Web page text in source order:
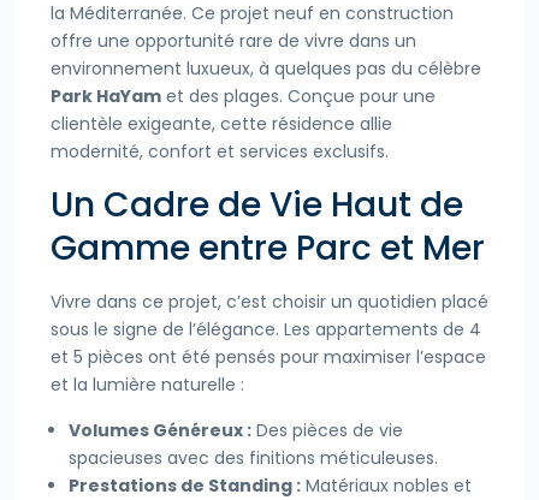
la Méditerranée. Ce projet neuf en construction
offre une opportunité rare de vivre dans un
environnement luxueux, à quelques pas du célèbre
Park HaYam et des plages. Conçue pour une
clientèle exigeante, cette résidence allie
modernité, confort et services exclusifs.
Un Cadre de Vie Haut de
Gamme entre Parc et Mer
Vivre dans ce projet, c’est choisir un quotidien placé
sous le signe de l’élégance. Les appartements de 4
et 5 pièces ont été pensés pour maximiser l’espace
et la lumière naturelle :
Volumes Généreux : Des pièces de vie
spacieuses avec des finitions méticuleuses.
Prestations de Standing : Matériaux nobles et